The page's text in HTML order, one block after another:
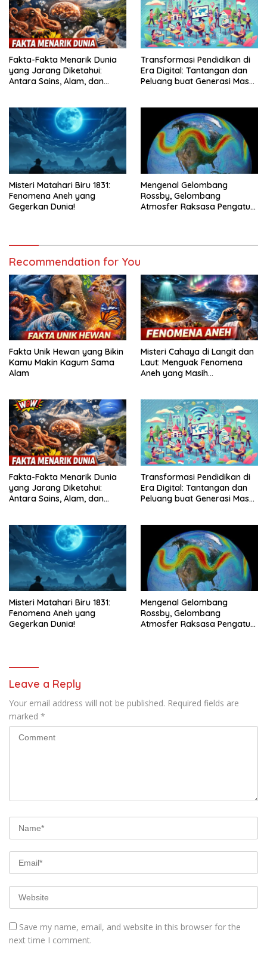
Fakta-Fakta Menarik Dunia
yang Jarang Diketahui:
Antara Sains, Alam, dan
Transformasi Pendidikan di
Era Digital: Tantangan dan
Peluang buat Generasi Masa
Misteri Matahari Biru 1831:
Fenomena Aneh yang
Gegerkan Dunia!
Mengenal Gelombang
Rossby, Gelombang
Atmosfer Raksasa Pengatur
Recommendation for You
Fakta Unik Hewan yang Bikin
Kamu Makin Kagum Sama
Alam
Misteri Cahaya di Langit dan
Laut: Menguak Fenomena
Aneh yang Masih
Fakta-Fakta Menarik Dunia
yang Jarang Diketahui:
Antara Sains, Alam, dan
Transformasi Pendidikan di
Era Digital: Tantangan dan
Peluang buat Generasi Masa
Misteri Matahari Biru 1831:
Fenomena Aneh yang
Gegerkan Dunia!
Mengenal Gelombang
Rossby, Gelombang
Atmosfer Raksasa Pengatur
Leave a Reply
Your email address will not be published. Required fields are
marked *
Save my name, email, and website in this browser for the
next time I comment.